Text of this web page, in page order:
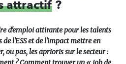
attractif ?
d'emploi attirante pour les talents
de l'ESS et de l'impact mettre en
ou pas, les aprioris sur le secteur :